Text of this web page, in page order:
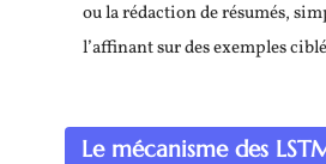
ou la rédaction de résumés,
l’affinant sur des exemples
Le mécanisme des